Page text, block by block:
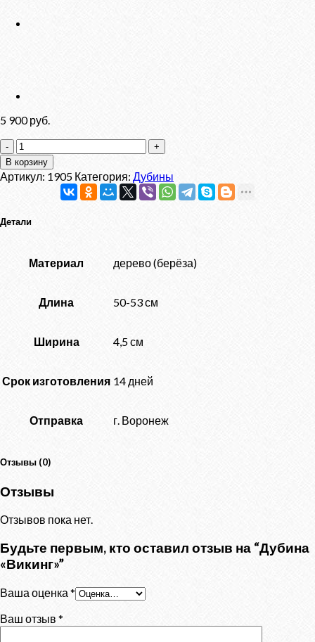
5 900руб.
Количество
товара
Дубина
"Викинг"
В корзину
Артикул: 1905 Категория: Дубины
Детали
Материал дерево (берёза)
Длина 50-53 см
Ширина 4,5 см
Срок изготовления 14 дней
Отправка г. Воронеж
Отзывы (0)
Отзывы
Отзывов пока нет.
Будьте первым, кто оставил отзыв на “Дубина
«Викинг»”
Ваша оценка *
Ваш отзыв *